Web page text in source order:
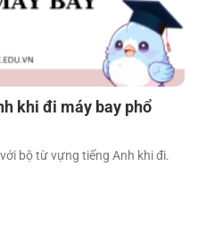
khi đi máy bay phổ
bộ từ vựng tiếng Anh khi đi.